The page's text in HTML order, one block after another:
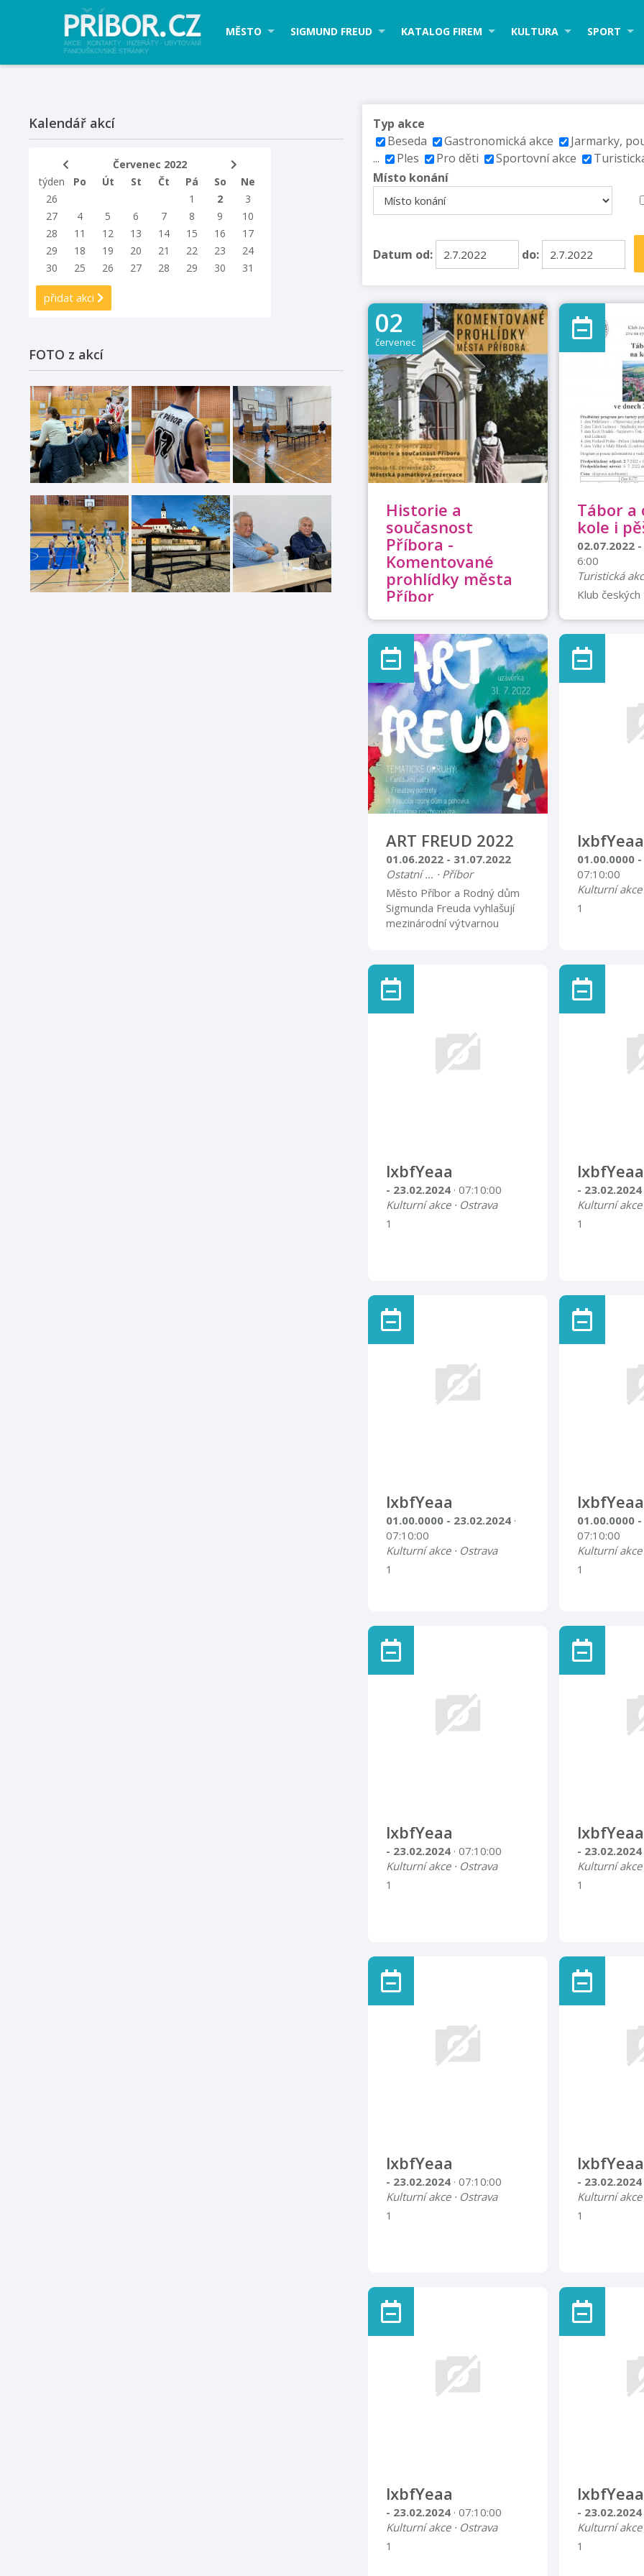
MĚSTO SIGMUND FREUD KATALOG FIREM KULTURA SPORT
Typ akce
Beseda
Gastronomická akce Jarmarky,
...
Ples Pro děti Sportovní akce
Místo konání
Datum od: do:
02
červenec
Historie a
současnost
Příbora -
Komentované
prohlídky města
Příbor
s Irenou Nedomovou Sraz
vždy u TIC Příbor v 9:00
Vstupné 30,- Kč
Tábor a
kole i
02.07.2022
6:00
Turistická
Klub
Tábor a
Předběžný
turisty
Pelhřimov –
jeskyně –
Lužnice –
(Bechyně) 3.
Hrádek -
Blaníkem)
informativní a
vyhrazuje
ART FREUD 2022
01.06.2022 - 31.07.2022
Ostatní ... · Příbor
Město Příbor a Rodný dům
Sigmunda Freuda vyhlašují
mezinárodní výtvarnou
Fantaskní světy 2. Freudovy
portréty 3. Freudův rodný
dům a pohovka 4. Freudova
psychoanalýza Nejlepší
okruhu a věkové kategorii
budou oceněny. Uzávěrka
soutěže proběhne 31.
zaslané práce se nevracejí!
Poskytnutím výtvarných p ...
lxbfYeaa
01.00.0000
07:10:00
Kulturní akce
1
lxbfYeaa
- 23.02.2024 · 07:10:00
Kulturní akce · Ostrava
1
lxbfYeaa
- 23.02.2024
Kulturní akce
1
lxbfYeaa
01.00.0000 - 23.02.2024 ·
07:10:00
Kulturní akce · Ostrava
1
lxbfYeaa
01.00.0000
07:10:00
Kulturní akce
1
lxbfYeaa
- 23.02.2024 · 07:10:00
Kulturní akce · Ostrava
1
lxbfYeaa
- 23.02.2024
Kulturní akce
1
lxbfYeaa
- 23.02.2024 · 07:10:00
Kulturní akce · Ostrava
1
lxbfYeaa
- 23.02.2024
Kulturní akce
1
lxbfYeaa
- 23.02.2024 · 07:10:00
Kulturní akce · Ostrava
1
lxbfYeaa
- 23.02.2024
Kulturní akce
1
Kalendář akcí
Červenec 2022
týden
Po Út St Čt Pá So
Ne
26
1 2
3
27
4 5 6 7 8 9
10
28
11 12 13 14 15 16
17
29
18 19 20 21 22 23
24
30
25 26 27 28 29 30 31
přidat akci
FOTO z akcí